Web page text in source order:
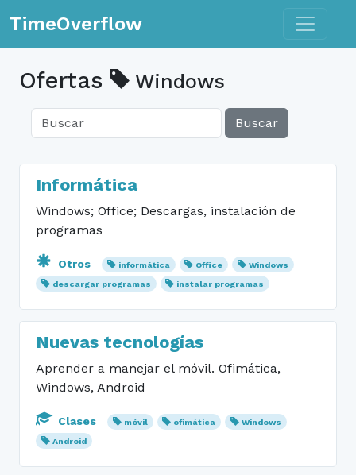
TimeOverflow Toggle
Ofertas Windows
Buscar
Informática
Windows; Office; Descargas, instalación de
programas
Otros informática Office
Windows
descargar programas
instalar programas
Nuevas tecnologías
Aprender a manejar el móvil. Ofimática,
Windows, Android
Clases móvil ofimática
Windows
Android